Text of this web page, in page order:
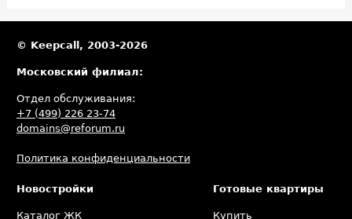
© Keepcall, 2003-2026
Московский филиал:
Отдел обслуживания:
+7 (499) 226 23-74
domains@reforum.ru
Политика конфиденциальности
Новостройки
Каталог ЖК
Готовые квартиры
Купить